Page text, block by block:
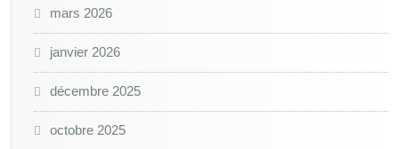
mars 2026
janvier 2026
décembre 2025
octobre 2025